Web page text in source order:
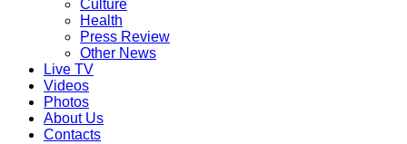
Culture
Health
Press Review
Other News
Live TV
Videos
Photos
About Us
Contacts